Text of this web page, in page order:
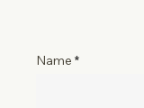
Name